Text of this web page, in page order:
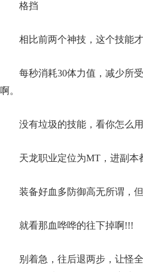
格挡
相比前两个神技，这个技能才
每秒消耗30体力值，减少所受
啊。
没有垃圾的技能，看你怎么
天龙职业定位为MT，进副本
装备好血多防御高无所谓，但
就看那血哗哗的往下掉啊!!!
别着急，往后退两步，让怪全